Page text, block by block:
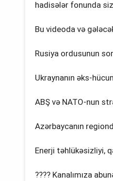
hadisələr fonunda
Bu videoda və
Rusiya ordusunun
Ukraynanın əks-
ABŞ və NATO-nun
Azərbaycanın
Enerji təhlükəsizliyi,
???? Kanalımıza